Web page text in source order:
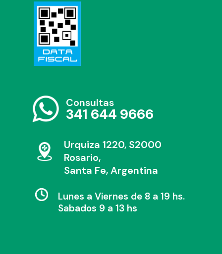
Consultas
341 644 9666
Urquiza 1220, S2000
Rosario,
Santa Fe, Argentina
Lunes a Viernes de 8 a 19 hs.
Sabados 9 a 13 hs